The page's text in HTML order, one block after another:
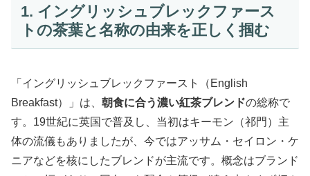
1. イングリッシュブレックファース
トの茶葉と名称の由来を正しく掴む
「イングリッシュブレックファースト（English
Breakfast）」は、 朝食に合う濃い紅茶ブレンドの総称で
す。19世紀に英国で普及し、当初はキーモン（祁門）主
体の流儀もありましたが、今ではアッサム・セイロン・ケ
ニアなどを核にしたブレンドが主流です。概念はブランド